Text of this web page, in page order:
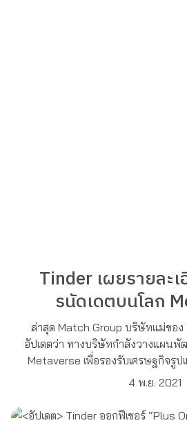
Tinder เผยรายละ
รนัดเดตบนโลก
ล่าสุด Match Group บริษัทแม่ของ
อัปเดตว่า ทางบริษัทกำลังวางแผนพั
Metaverse เพื่อรองรับเศรษฐกิจรู
4 พ.ย. 2021